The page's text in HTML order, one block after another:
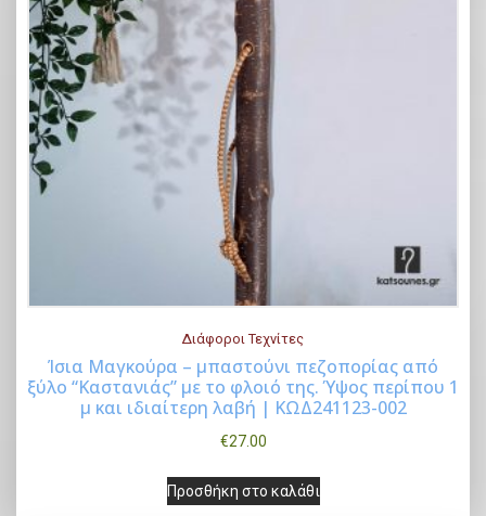
Buy Now
Διάφοροι Τεχνίτες
Ίσια Μαγκούρα – μπαστούνι πεζοπορίας από
ξύλο “Καστανιάς” με το φλοιό της. Ύψος περίπου 1
μ και ιδιαίτερη λαβή | ΚΩΔ241123-002
€27.00
Προσθήκη στο καλάθι